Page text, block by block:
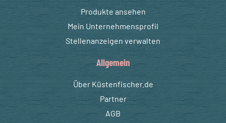
Produkte ansehen
Mein Unternehmensprofil
Stellenanzeigen verwalten
Allgemein
Über Küstenfischer.de
Partner
AGB